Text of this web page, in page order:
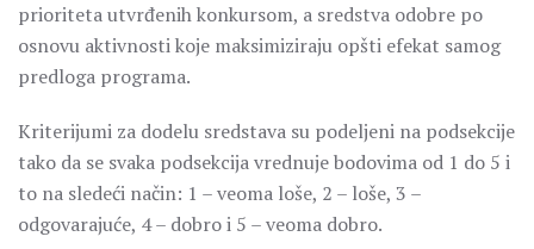
prioriteta utvrđenih konkursom, a sredstva odobre po
osnovu aktivnosti koje maksimiziraju opšti efekat samog
predloga programa.
Kriterijumi za dodelu sredstava su podeljeni na podsekcije
tako da se svaka podsekcija vrednuje bodovima od 1 do 5 i
to na sledeći način: 1 – veoma loše, 2 – loše, 3 –
odgovarajuće, 4 – dobro i 5 – veoma dobro.